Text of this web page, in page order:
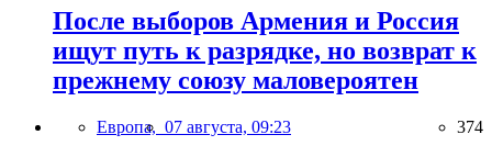
После выборов Армения и Россия
ищут путь к разрядке, но возврат к
прежнему союзу маловероятен
Европа, 07 августа, 09:23 374